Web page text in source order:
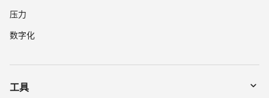
压力
数字化
工具